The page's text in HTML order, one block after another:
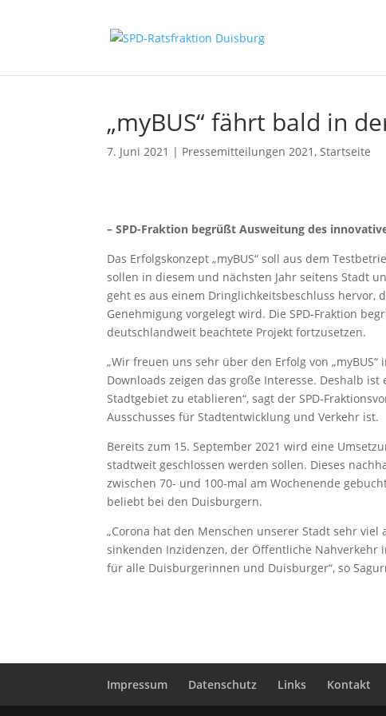
„myBUS“ fährt bald in
7. Juni 2021 | Pressemitteilungen 2021,Startseite
– SPD-Fraktion begrüßt Ausweitung des
Das Erfolgskonzept „myBUS“ soll aus dem
sollen in diesem und nächsten Jahr seitens Stadt
geht es aus einem Dringlichkeitsbeschluss hervor,
Genehmigung vorgelegt wird. Die SPD-Fraktion
deutschlandweit beachtete Projekt fortzusetzen.
„Wir freuen uns sehr über den Erfolg von
Downloads zeigen das große Interesse. Deshalb
Stadtgebiet zu etablieren“, sagt der SPD-
Ausschusses für Stadtentwicklung und Verkehr ist.
Bereits zum 15. September 2021 wird eine
stadtweit geschlossen werden sollen. Dieses
zwischen 70- und 100-mal am Wochenende
beliebt bei den Duisburgern.
„Corona hat den Menschen unserer Stadt sehr
sinkenden Inzidenzen, der Öffentliche
für alle Duisburgerinnen und Duisburger“, so
Impressum Datenschutz Links Kontakt